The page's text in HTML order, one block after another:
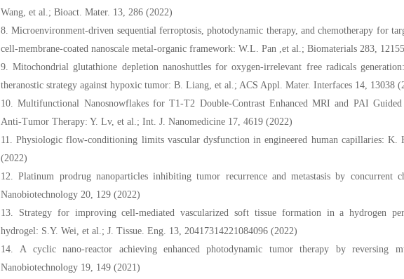
Wang, et al.; Bioact. Mater. 13, 286 (2022)
8. Microenvironment-driven sequential ferroptosis, photodynamic therapy, and chemotherapy for
cell-membrane-coated nanoscale metal-organic framework: W.L. Pan ,et al.; Biomaterials 283,
9. Mitochondrial glutathione depletion nanoshuttles for oxygen-irrelevant free radicals
theranostic strategy against hypoxic tumor: B. Liang, et al.; ACS Appl. Mater. Interfaces 14, 13038
10. Multifunctional Nanosnowflakes for T1-T2 Double-Contrast Enhanced MRI and PAI
Anti-Tumor Therapy: Y. Lv, et al.; Int. J. Nanomedicine 17, 4619 (2022)
11. Physiologic flow-conditioning limits vascular dysfunction in engineered human capillaries: K.
(2022)
12. Platinum prodrug nanoparticles inhibiting tumor recurrence and metastasis by concurrent
Nanobiotechnology 20, 129 (2022)
13. Strategy for improving cell-mediated vascularized soft tissue formation in a hydrogen
hydrogel: S.Y. Wei, et al.; J. Tissue. Eng. 13, 20417314221084096 (2022)
14. A cyclic nano-reactor achieving enhanced photodynamic tumor therapy by reversing
Nanobiotechnology 19, 149 (2021)